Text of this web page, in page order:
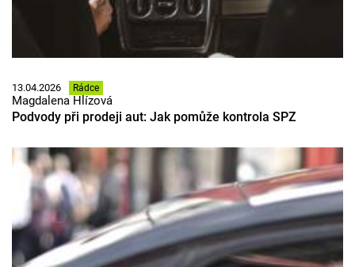
13.04.2026 Rádce
Magdalena Hlízová
Podvody při prodeji aut: Jak pomůže kontrola SPZ